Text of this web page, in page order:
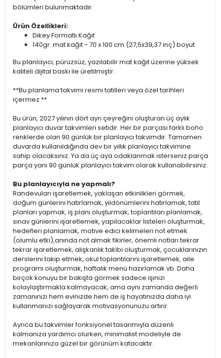
bölümleri bulunmaktadır.
Ürün Özellikleri:
Dikey Formatlı Kağıt
140gr. mat kağıt - 70 x 100 cm (27,5x39,37 inç) boyut
Bu planlayıcı, pürüzsüz, yazılabilir mat kağıt üzerine yüksek
kaliteli dijital baskı ile üretilmiştir.
**Bu planlama takvimi resmi tatilleri veya özel tarihleri
içermez.**
Bu ürün, 2027 yılının dört ayrı çeyreğini oluşturan üç aylık
planlayıcı duvar takvimleri setidir. Her bir parçası farklı boho
renklerde olan 90 günlük bir planlayıcı takvimdir. Tamamen
duvarda kullanıldığında dev bir yıllık planlayıcı takvimine
sahip olacaksınız. Ya da üç aya odaklanmak isterseniz parça
parça yani 90 günlük planlayıcı takvim olarak kullanabilirsiniz.
Bu planlayıcıyla ne yapmalı?
Randevuları işaretlemek, yaklaşan etkinlikleri görmek,
doğum günlerini hatırlamak, yıldönümlerini hatırlamak, tatil
planları yapmak, iş planı oluşturmak, toplantıları planlamak,
sınav günlerini işaretlemek, yapılacaklar listeleri oluşturmak,
hedefleri planlamak, motive edici kelimeleri not etmek
(olumlu etki),anında not almak fikirler, önemli notları tekrar
tekrar işaretlemek, alışkanlık takibi oluşturmak, çocuklarınızın
derslerini takip etmek, okul toplantılarını işaretlemek, aile
programı oluşturmak, haftalık menü hazırlamak vb. Daha
birçok konuyu bir bakışta görmek sadece işinizi
kolaylaştırmakla kalmayacak, ama aynı zamanda değerli
zamanınızı hem evinizde hem de iş hayatınızda daha iyi
kullanmanızı sağlayarak motivasyonunuzu artırır.
Ayrıca bu takvimler fonksiyonel tasarımıyla düzenli
kalmanıza yardımcı olurken, minimalist modeliyle de
mekanlarınıza güzel bir görünüm katacaktır.